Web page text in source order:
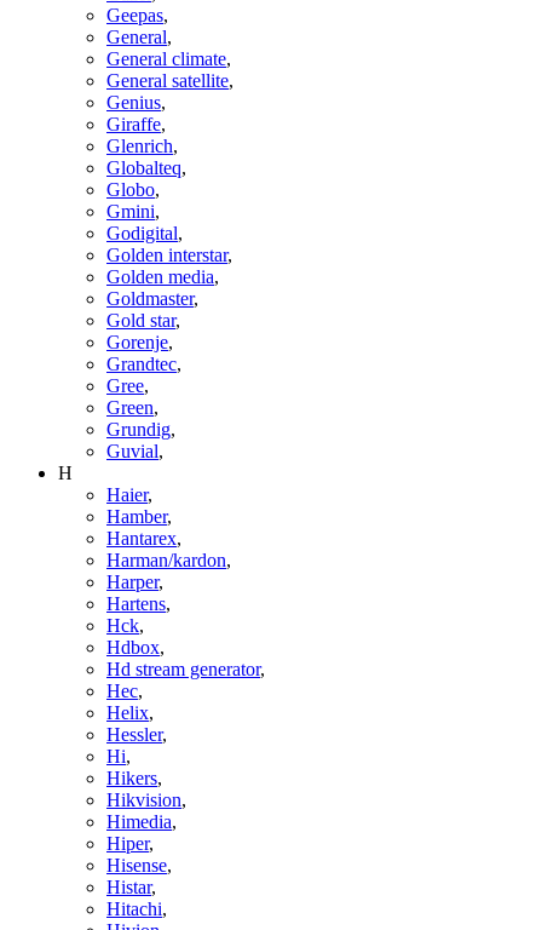
Geepas,
General,
General climate,
General satellite,
Genius,
Giraffe,
Glenrich,
Globalteq,
Globo,
Gmini,
Godigital,
Golden interstar,
Golden media,
Goldmaster,
Gold star,
Gorenje,
Grandtec,
Gree,
Green,
Grundig,
Guvial,
H
Haier,
Hamber,
Hantarex,
Harman/kardon,
Harper,
Hartens,
Hck,
Hdbox,
Hd stream generator,
Hec,
Helix,
Hessler,
Hi,
Hikers,
Hikvision,
Himedia,
Hiper,
Hisense,
Histar,
Hitachi,